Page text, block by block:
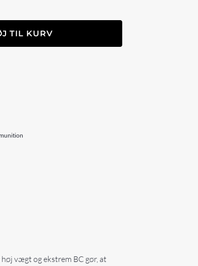
TIL KURV
vægt og ekstrem BC gør, at